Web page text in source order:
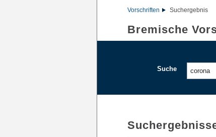
Vorschriften Suchergebnis
Bremische
Suche